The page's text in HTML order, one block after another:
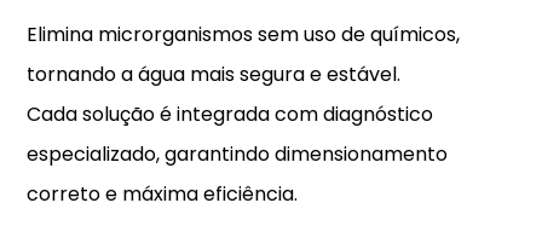
Elimina microrganismos sem uso de químicos,
tornando a água mais segura e estável.
Cada solução é integrada com diagnóstico
especializado, garantindo dimensionamento
correto e máxima eficiência.